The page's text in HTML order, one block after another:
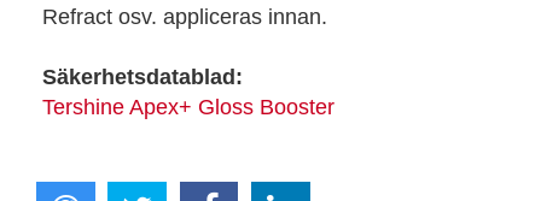
Refract osv. appliceras innan.
Säkerhetsdatablad:
Tershine Apex+ Gloss Booster